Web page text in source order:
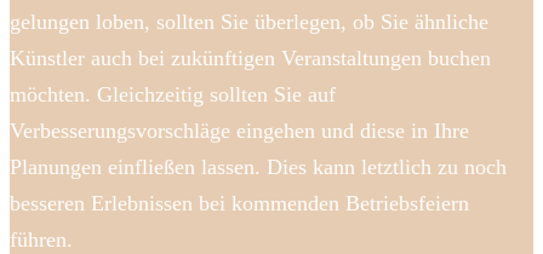
gelungen loben, sollten Sie überlegen, ob Sie ähnliche
Künstler auch bei zukünftigen Veranstaltungen buchen
möchten. Gleichzeitig sollten Sie auf
Verbesserungsvorschläge eingehen und diese in Ihre
Planungen einfließen lassen. Dies kann letztlich zu noch
besseren Erlebnissen bei kommenden Betriebsfeiern
führen.